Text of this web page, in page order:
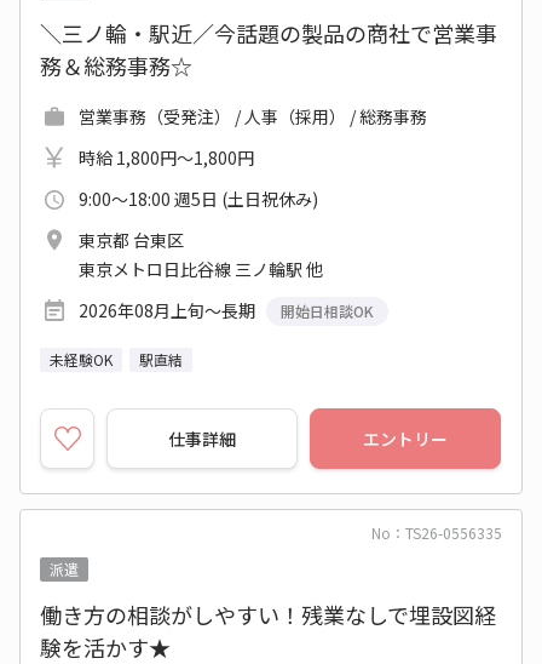
＼三ノ輪・駅近／今話題の製品の商社で営業事
務＆総務事務☆
営業事務（受発注） / 人事（採用） / 総務事務
時給 1,800円～1,800円
9:00～18:00 週5日 (土日祝休み)
東京都 台東区
東京メトロ日比谷線 三ノ輪駅 他
2026年08月上旬～長期
開始日相談OK
未経験OK 駅直結
仕事詳細 エントリー
No：TS26-0556335
派遣
働き方の相談がしやすい！残業なしで埋設図経
験を活かす★